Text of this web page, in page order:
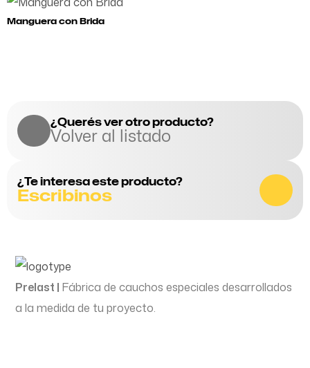
Manguera con Brida
¿Querés ver otro producto?
Volver al listado
¿Te interesa este producto?
Escribinos
Prelast | Fábrica de cauchos especiales desarrollados
a la medida de tu proyecto.